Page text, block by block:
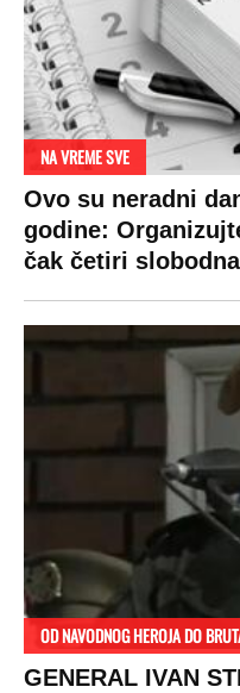
NA VREME SVE
Ovo su neradni
godine:
čak četiri
OD NAVODNOG HEROJA DO
GENERAL IVAN